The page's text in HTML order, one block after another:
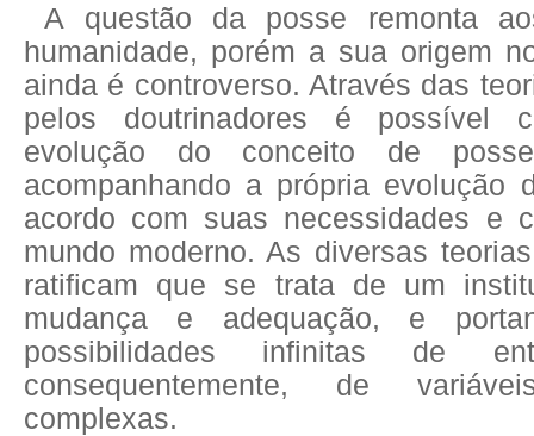
A questão da posse remonta
humanidade, porém a sua origem
ainda é controverso. Através das
pelos doutrinadores é possível
evolução do conceito de
acompanhando a própria evolução
acordo com suas necessidades e
mundo moderno. As diversas
ratificam que se trata de um
mudança e adequação, e
possibilidades infinitas de
consequentemente, de
complexas.